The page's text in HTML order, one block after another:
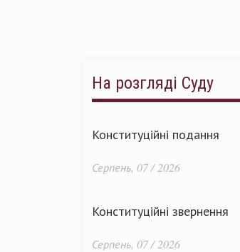
На розгляді Суду
Конституційні подання
Серпень, 07 / 2026
Конституційні звернення
Серпень, 07 / 2026